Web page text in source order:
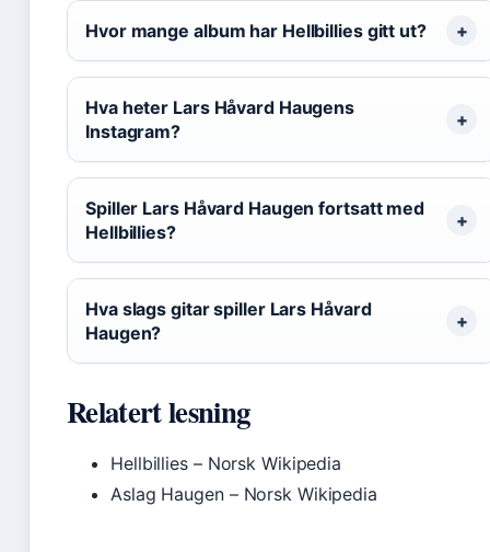
Hvor mange album har Hellbillies gitt ut?
Hva heter Lars Håvard Haugens
Instagram?
Spiller Lars Håvard Haugen fortsatt med
Hellbillies?
Hva slags gitar spiller Lars Håvard
Haugen?
Relatert lesning
Hellbillies – Norsk Wikipedia
Aslag Haugen – Norsk Wikipedia